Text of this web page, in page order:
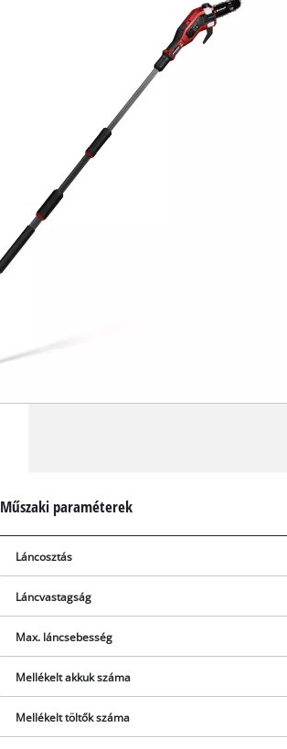
Műszaki paraméterek
Láncosztás
Láncvastagság
Max. láncsebesség
Mellékelt akkuk száma
Mellékelt töltők száma